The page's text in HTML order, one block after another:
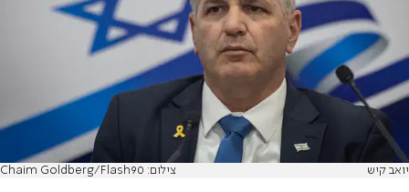
יואב קיש צילום: Chaim Goldberg/Flash90